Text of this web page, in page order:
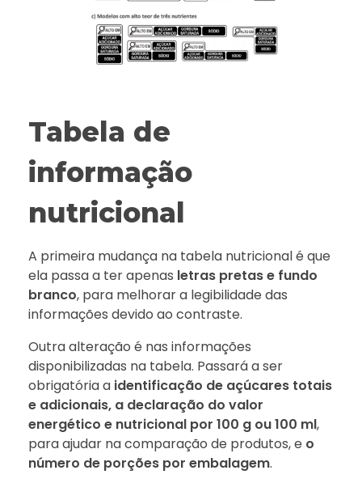
Tabela de
informação
nutricional
A primeira mudança na tabela nutricional é que
ela passa a ter apenas letras pretas e fundo
branco, para melhorar a legibilidade das
informações devido ao contraste.
Outra alteração é nas informações
disponibilizadas na tabela. Passará a ser
obrigatória a identificação de açúcares totais
e adicionais, a declaração do valor
energético e nutricional por 100 g ou 100 ml,
para ajudar na comparação de produtos, e o
número de porções por embalagem.